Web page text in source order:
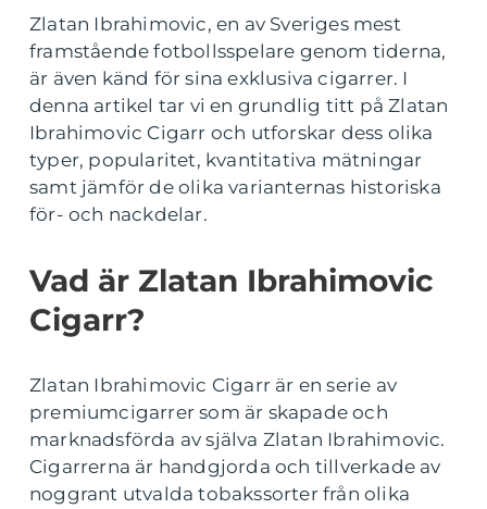
Zlatan Ibrahimovic, en av Sveriges mest
framstående fotbollsspelare genom tiderna,
är även känd för sina exklusiva cigarrer. I
denna artikel tar vi en grundlig titt på Zlatan
Ibrahimovic Cigarr och utforskar dess olika
typer, popularitet, kvantitativa mätningar
samt jämför de olika varianternas historiska
för- och nackdelar.
Vad är Zlatan Ibrahimovic
Cigarr?
Zlatan Ibrahimovic Cigarr är en serie av
premiumcigarrer som är skapade och
marknadsförda av själva Zlatan Ibrahimovic.
Cigarrerna är handgjorda och tillverkade av
noggrant utvalda tobakssorter från olika